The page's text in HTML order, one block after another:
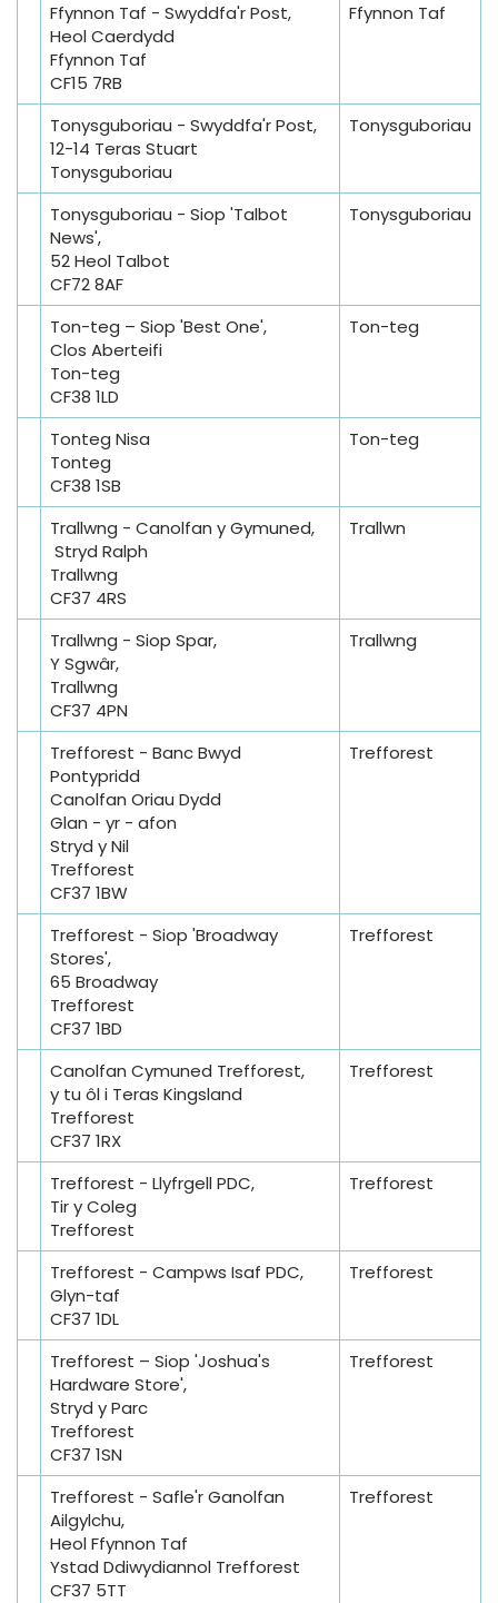
Ffynnon Taf - Swyddfa'r Post,
Heol Caerdydd
Ffynnon Taf
CF15 7RB
Ffynnon Taf
Tonysguboriau - Swyddfa'r Post,
12-14 Teras Stuart
Tonysguboriau
Tonysguboriau
Tonysguboriau - Siop 'Talbot
News',
52 Heol Talbot
CF72 8AF
Tonysguboriau
Ton-teg – Siop 'Best One',
Clos Aberteifi
Ton-teg
CF38 1LD
Ton-teg
Tonteg Nisa
Tonteg
CF38 1SB
Ton-teg
Trallwng - Canolfan y Gymuned,
Stryd Ralph
Trallwng
CF37 4RS
Trallwn
Trallwng - Siop Spar,
Y Sgwâr,
Trallwng
CF37 4PN
Trallwng
Trefforest - Banc Bwyd
Pontypridd
Canolfan Oriau Dydd
Glan - yr - afon
Stryd y Nil
Trefforest
CF37 1BW
Trefforest
Trefforest - Siop 'Broadway
Stores',
65 Broadway
Trefforest
CF37 1BD
Trefforest
Canolfan Cymuned Trefforest,
y tu ôl i Teras Kingsland
Trefforest
CF37 1RX
Trefforest
Trefforest - Llyfrgell PDC,
Tir y Coleg
Trefforest
Trefforest
Trefforest - Campws Isaf PDC,
Glyn-taf
CF37 1DL
Trefforest
Trefforest – Siop 'Joshua's
Hardware Store',
Stryd y Parc
Trefforest
CF37 1SN
Trefforest
Trefforest - Safle'r Ganolfan
Ailgylchu,
Heol Ffynnon Taf
Ystad Ddiwydiannol Trefforest
CF37 5TT
Trefforest